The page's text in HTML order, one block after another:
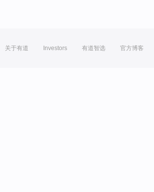
关于有道 Investors 有道智选 官方博客